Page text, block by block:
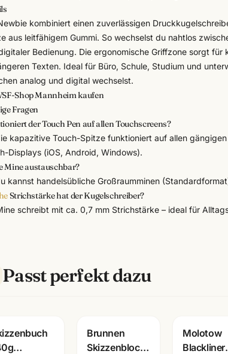
kombiniert einen zuverlässigen
aus leitfähigem Gummi. So wechselst du nahtlos
Bedienung. Die ergonomische Griffzone sorgt für
Texten. Ideal für Büro, Schule, Studium und
analog und digital wechselst.
Shop Mannheim kaufen
Fragen
der Touch Pen auf allen Touchscreens?
kapazitive Touch-Spitze funktioniert auf allen
Displays (iOS, Android, Windows).
Mine austauschbar?
kannst handelsübliche Großraumminen
Strichstärke hat der Kugelschreiber?
schreibt mit ca. 0,7 mm Strichstärke – ideal für
Passt perfekt dazu
Brunnen
Skizzenblock
Molotow
Blackliner